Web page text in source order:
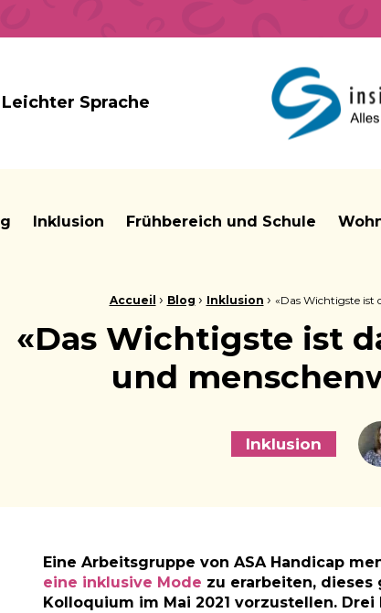
Sprache
insieme Blog
Inklusion Frühbereich und Schule
Accueil › Blog › Inklusion › «Das Wichtigste ist
«Das Wichtigste ist
und
Inklusion
Eine Arbeitsgruppe von ASA Handicap
eine inklusive Mode zu erarbeiten, dieses
Kolloquium im Mai 2021 vorzustellen.